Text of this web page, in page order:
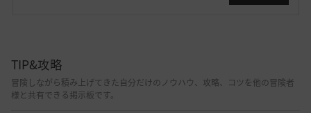
TIP&攻略
冒険しながら積み上げてきた自分だけのノウハウ、攻略、コツを他の冒険者
様と共有できる掲示板です。